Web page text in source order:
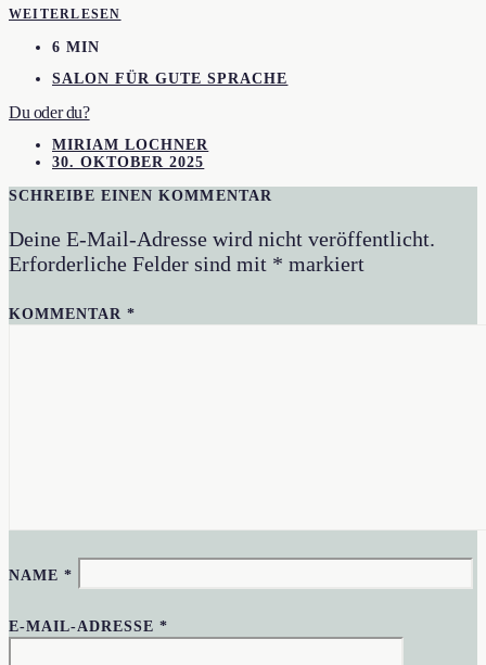
WEITERLESEN
6 MIN
SALON FÜR GUTE SPRACHE
Du oder du?
MIRIAM LOCHNER
30. OKTOBER 2025
SCHREIBE EINEN KOMMENTAR
Deine E-Mail-Adresse wird nicht veröffentlicht.
Erforderliche Felder sind mit * markiert
KOMMENTAR*
NAME*
E-MAIL-ADRESSE*